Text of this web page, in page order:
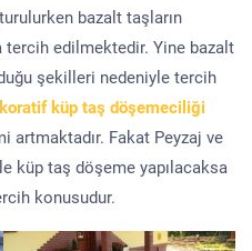
bazalt taşların
tercih edilmektedir. Yine bazalt
şekilleri nedeniyle tercih
küp taş döşemeciliği
artmaktadır. Fakat Peyzaj ve
küp taş döşeme yapılacaksa
konusudur.